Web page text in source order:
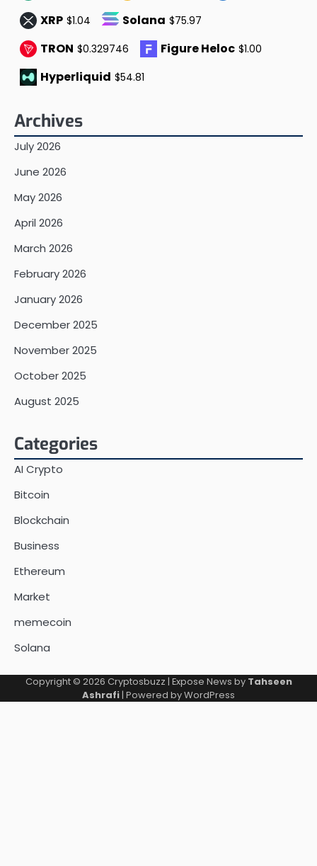
XRP $1.04 Solana $75.97
TRON $0.329746 Figure Heloc $1.00
Hyperliquid $54.81
Archives
July 2026
June 2026
May 2026
April 2026
March 2026
February 2026
January 2026
December 2025
November 2025
October 2025
August 2025
Categories
AI Crypto
Bitcoin
Blockchain
Business
Ethereum
Market
memecoin
Solana
Copyright © 2026 Cryptosbuzz | Expose News by Tahseen
Ashrafi | Powered byWordPress